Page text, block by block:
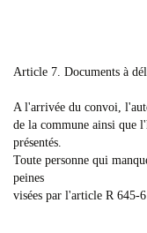
Article 7. Documents à
A l'arrivée du convoi,
de la commune ainsi que
présentés.
Toute personne qui
peines
visées par l'article R 645-